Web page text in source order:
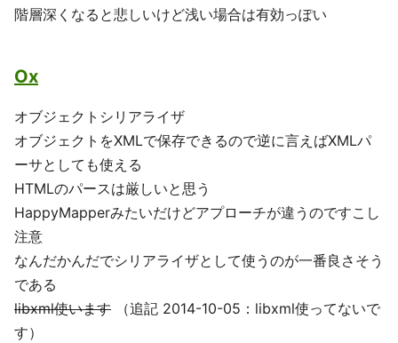
階層深くなると悲しいけど浅い場合は有効っぽい
Ox
オブジェクトシリアライザ
オブジェクトをXMLで保存できるので逆に言えばXMLパ
ーサとしても使える
HTMLのパースは厳しいと思う
HappyMapperみたいだけどアプローチが違うのですこし
注意
なんだかんだでシリアライザとして使うのが一番良さそう
である
libxml使います （追記 2014-10-05：libxml使ってないで
す）